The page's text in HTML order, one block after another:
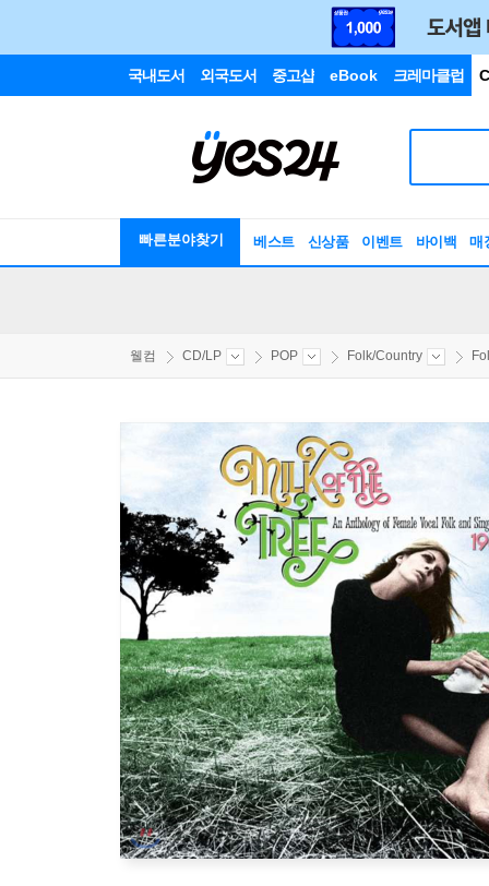
국내도서 외국도서 중고샵 eBook 크레마클럽
빠른분야찾기 베스트 신상품 이벤트 바이백 매
웰컴 CD/LP POP Folk/Country